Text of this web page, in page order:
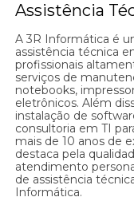
Assistência
A 3R Informática é
assistência técnica
profissionais
serviços de
notebooks,
eletrônicos. Além
instalação de
consultoria em TI
mais de 10 anos de
destaca pela
atendimento
de assistência
Informática.